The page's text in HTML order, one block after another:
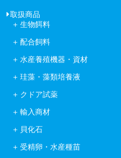
取扱商品
生物餌料
ワムシ
アルテミア
コペポーダ
タマミジンコ休眠卵
配合飼料
株式会社ヒガシマル
フィード・ワン株式会社
林兼産業株式会社
日本農産工業株式会社
水産養殖機器・資材
岩崎紫外線殺菌システム
水産用酸素ガス発生装置
活魚移送用ポンプピンピンZ型
自動給餌機
ソフテックス
酸素発生器オージネーター601
珪藻・藻類培養液
藻類培養液KW21
含水ケイ酸ゲルカルチャー
Reed Mariculture社製品
クドア試薬
輸入商材
アルテミア
コペポーダ
Reed Mariculture社製品
貝化石
フィッシュグリーン
受精卵・水産種苗